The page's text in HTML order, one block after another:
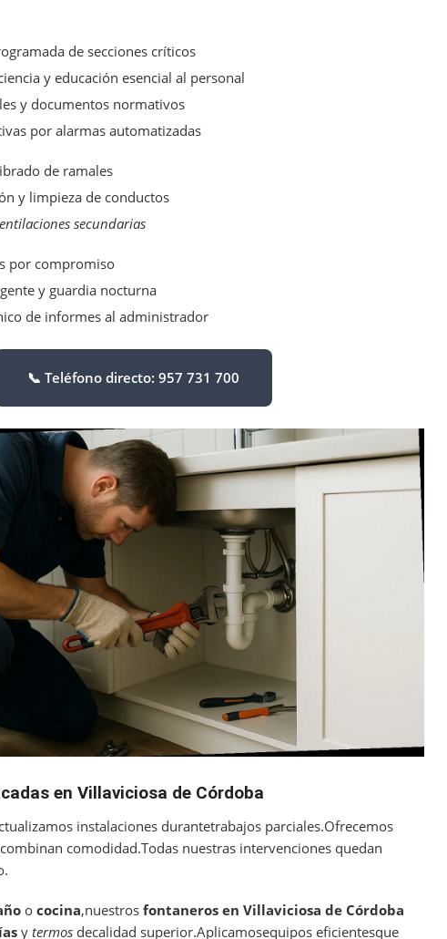
de secciones críticos
y educación esencial al personal
y documentos normativos
por alarmas automatizadas
de ramales
y limpieza de conductos
secundarias
por compromiso
y guardia nocturna
de informes al administrador
📞 Teléfono directo: 957 731 700
en Villaviciosa de Córdoba
instalaciones durantetrabajos parciales.Ofrecemos
comodidad.Todas nuestras intervenciones quedan
o cocina,nuestros fontaneros en Villaviciosa de Córdoba
y termos decalidad superior.Aplicamosequipos eficientesque